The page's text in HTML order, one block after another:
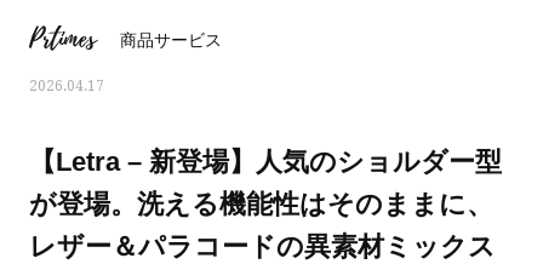
Prtimes 商品サービス
2026.04.17
【Letra – 新登場】人気のショルダー型
が登場。洗える機能性はそのままに、
レザー＆パラコードの異素材ミックス